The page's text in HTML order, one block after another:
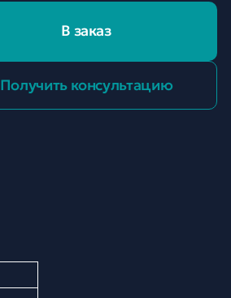
В заказ
Получить консультацию